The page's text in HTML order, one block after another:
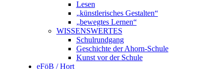
Lesen
„künstlerisches Gestalten“
„bewegtes Lernen“
WISSENSWERTES
Schulrundgang
Geschichte der Ahorn-Schule
Kunst vor der Schule
eFöB / Hort